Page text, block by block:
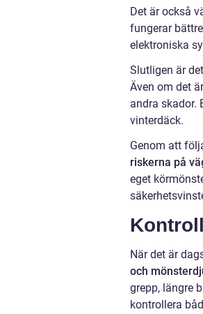
Det är också
fungerar
elektroniska
Slutligen är
Även om det
andra skador.
vinterdäck.
Genom att
riskerna på
eget
När det är
och
grepp, längre
kontrollera